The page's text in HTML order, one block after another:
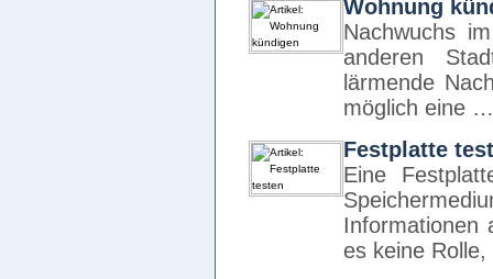
Wohnung
Nachwuchs
anderen
lärmende
möglich eine …
Festplatte
Eine
Informationen
es keine